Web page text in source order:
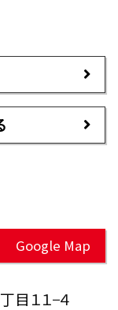
Google Map
目１１−４